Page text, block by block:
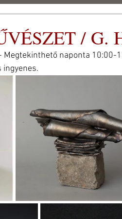
FEST 2026
/ G.
Megtekinthető naponta 10:00-